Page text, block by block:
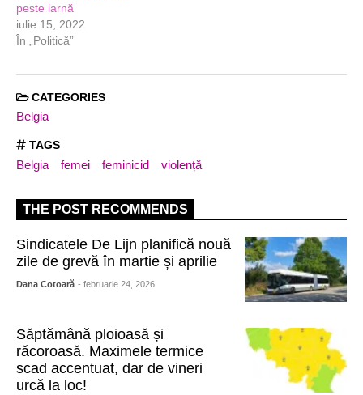
peste iarnă
iulie 15, 2022
În „Politică”
CATEGORIES
Belgia
TAGS
Belgia femei feminicid violență
THE POST RECOMMENDS
Sindicatele De Lijn planifică nouă
zile de grevă în martie și aprilie
Dana Cotoară - februarie 24, 2026
Săptămână ploioasă și
răcoroasă. Maximele termice
scad accentuat, dar de vineri
urcă la loc!